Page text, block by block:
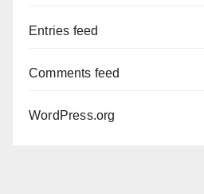
Entries feed
Comments feed
WordPress.org